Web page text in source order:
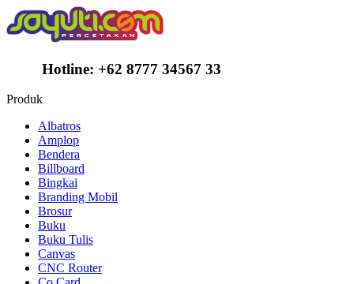
Hotline: +62 8777 34567 33
Produk
Albatros
Amplop
Bendera
Billboard
Bingkai
Branding Mobil
Brosur
Buku
Buku Tulis
Canvas
CNC Router